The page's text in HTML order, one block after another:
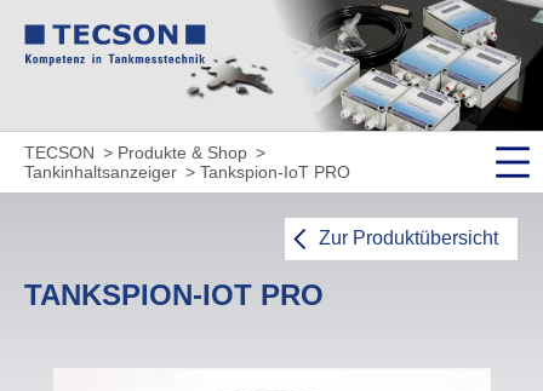
TECSON
Produkte & Shop
Tankinhaltsanzeiger
Tankspion-IoT PRO
Zur Produktübersicht
TANKSPION-IOT PRO